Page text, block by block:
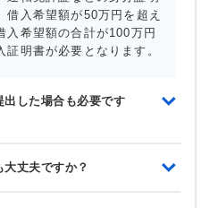
借入希望額が50万円を超え
入希望額の合計が100万円
証明書が必要となります。
した場合も必要です
丈夫ですか？